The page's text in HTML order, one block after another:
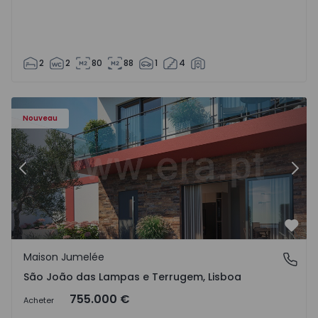
2 2 80 88 1 4
Nouveau
Précédent
São João das Lampas e Terrugem, Lisboa
Maison Jumelée
São João das Lampas e Terrugem, Lisboa
Acheter 755.000 €